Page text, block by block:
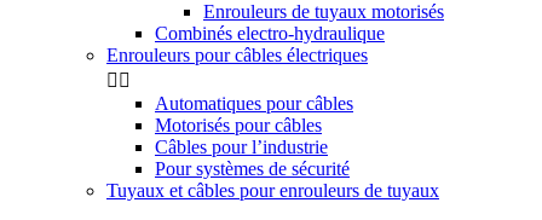
Enrouleurs de tuyaux motorisés
Combinés electro-hydraulique
Enrouleurs pour câbles électriques
 
Automatiques pour câbles
Motorisés pour câbles
Câbles pour l’industrie
Pour systèmes de sécurité
Tuyaux et câbles pour enrouleurs de tuyaux